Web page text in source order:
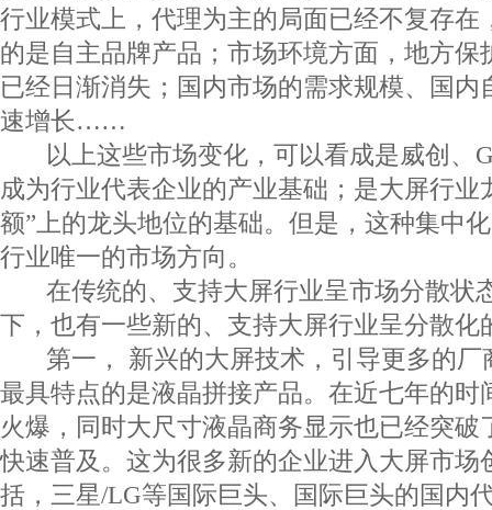
行业模式上，代理为主的局面已经不复存在
的是自主品牌产品；市场环境方面，地方保
已经日渐消失；国内市场的需求规模、国
速增长……
以上这些市场变化，可以看成是威创、
成为行业代表企业的产业基础；是大屏行业
额”上的龙头地位的基础。但是，这种集中
行业唯一的市场方向。
在传统的、支持大屏行业呈市场分散状
下，也有一些新的、支持大屏行业呈分散化
第一， 新兴的大屏技术，引导更多的厂
最具特点的是液晶拼接产品。在近七年的时
火爆，同时大尺寸液晶商务显示也已经突
快速普及。这为很多新的企业进入大屏市场
括，三星/LG等国际巨头、国际巨头的国内